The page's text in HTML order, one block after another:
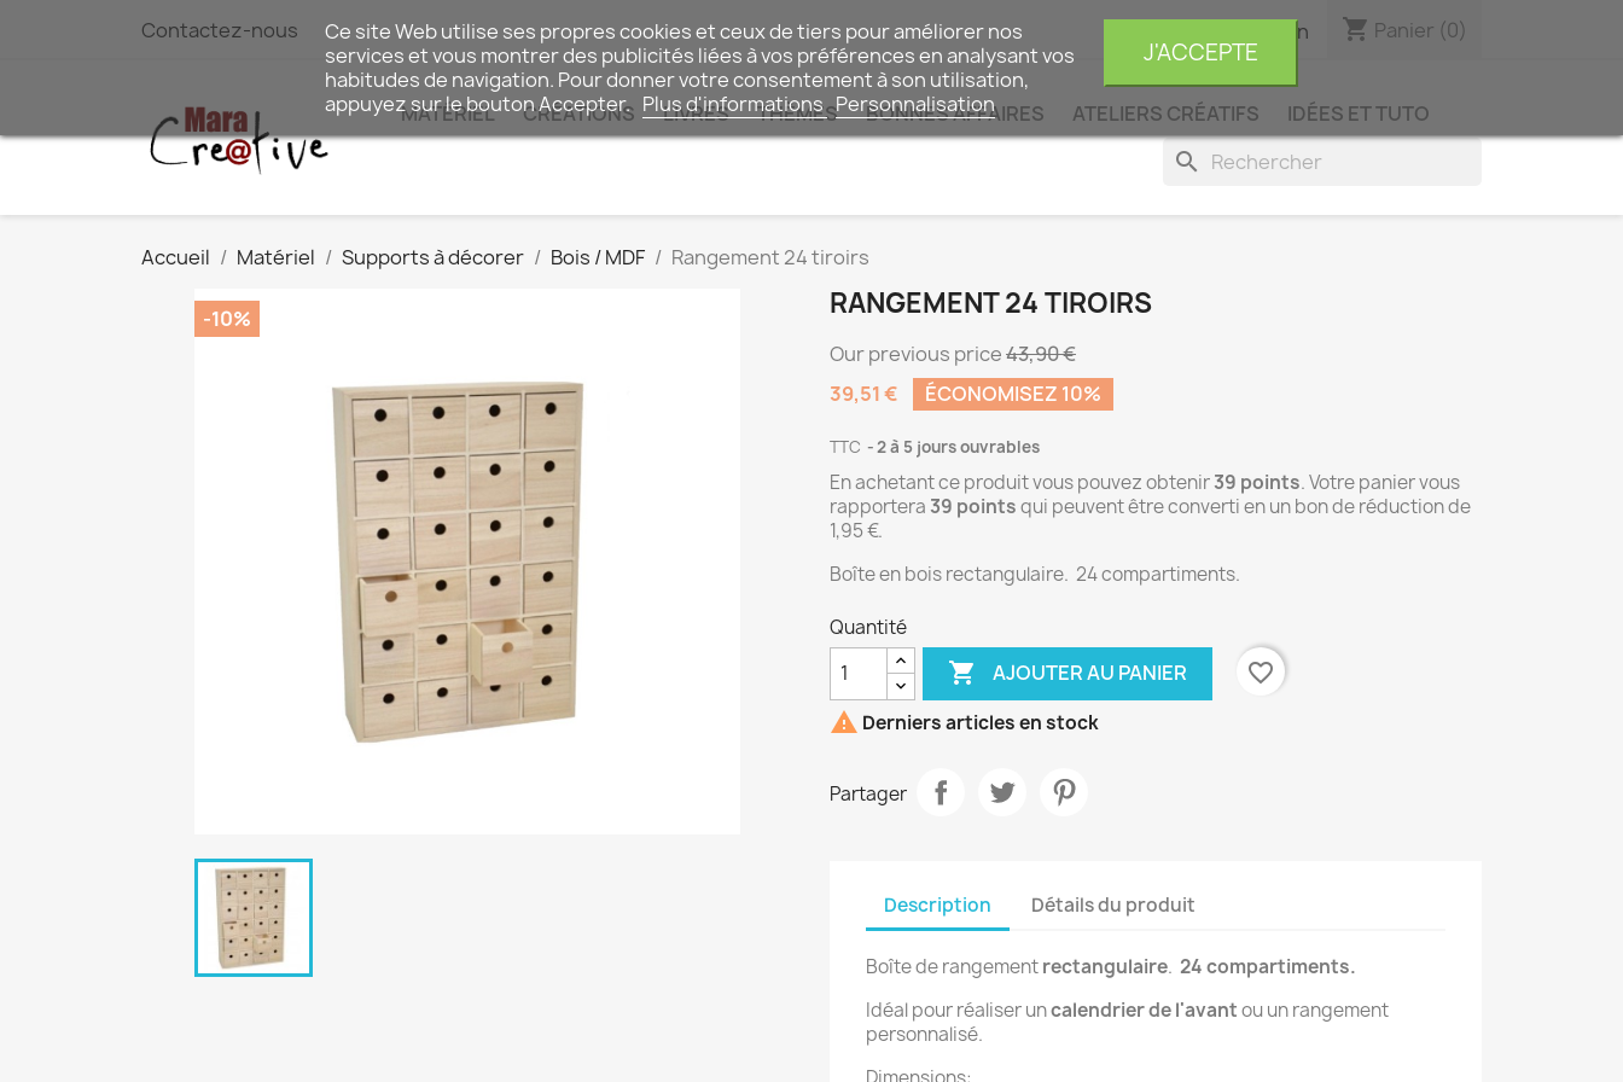
Contactez-nous Connexion shopping_cart Panier (0)
MATÉRIEL CRÉATIONS LIVRES THÈMES BONNES AFFAIRES ATELIERS CRÉATIFS IDÉES ET TUTO
search
Accueil Matériel Supports à décorer Bois / MDF Rangement 24 tiroirs
-10% RANGEMENT 24 TIROIRS
Our previous price43,90 €
39,51 €
ÉCONOMISEZ 10%
TTC 2 à 5 jours ouvrables
En achetant ce produit vous pouvez obtenir39 points. Votre panier vous
rapportera 39 pointsqui peuvent être converti en un bon de réduction de
1,95 €.
Boîte en bois rectangulaire. 24 compartiments.
Quantité
 AJOUTER AU PANIER
favorite_border
 Derniers articles en stock
Partager
Description Détails du produit
Boîte de rangementrectangulaire. 24 compartiments.
Idéal pour réaliser uncalendrier de l'avantou un rangement
personnalisé.
Ce site Web utilise ses propres cookies et ceux de tiers pour améliorer nos
services et vous montrer des publicités liées à vos préférences en analysant vos
habitudes de navigation. Pour donner votre consentement à son utilisation,
appuyez sur le bouton Accepter. Plus d'informations Personnalisation
J'ACCEPTE